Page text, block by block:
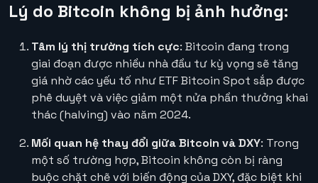
Lý do Bitcoin không bị ảnh hưởng:
Tâm lý thị trường tích cực: Bitcoin đang trong
giai đoạn được nhiều nhà đầu tư kỳ vọng sẽ tăng
giá nhờ các yếu tố như ETF Bitcoin Spot sắp được
phê duyệt và việc giảm một nửa phần thưởng khai
thác (halving) vào năm 2024.
Mối quan hệ thay đổi giữa Bitcoin và DXY: Trong
một số trường hợp, Bitcoin không còn bị ràng
buộc chặt chẽ với biến động của DXY, đặc biệt khi